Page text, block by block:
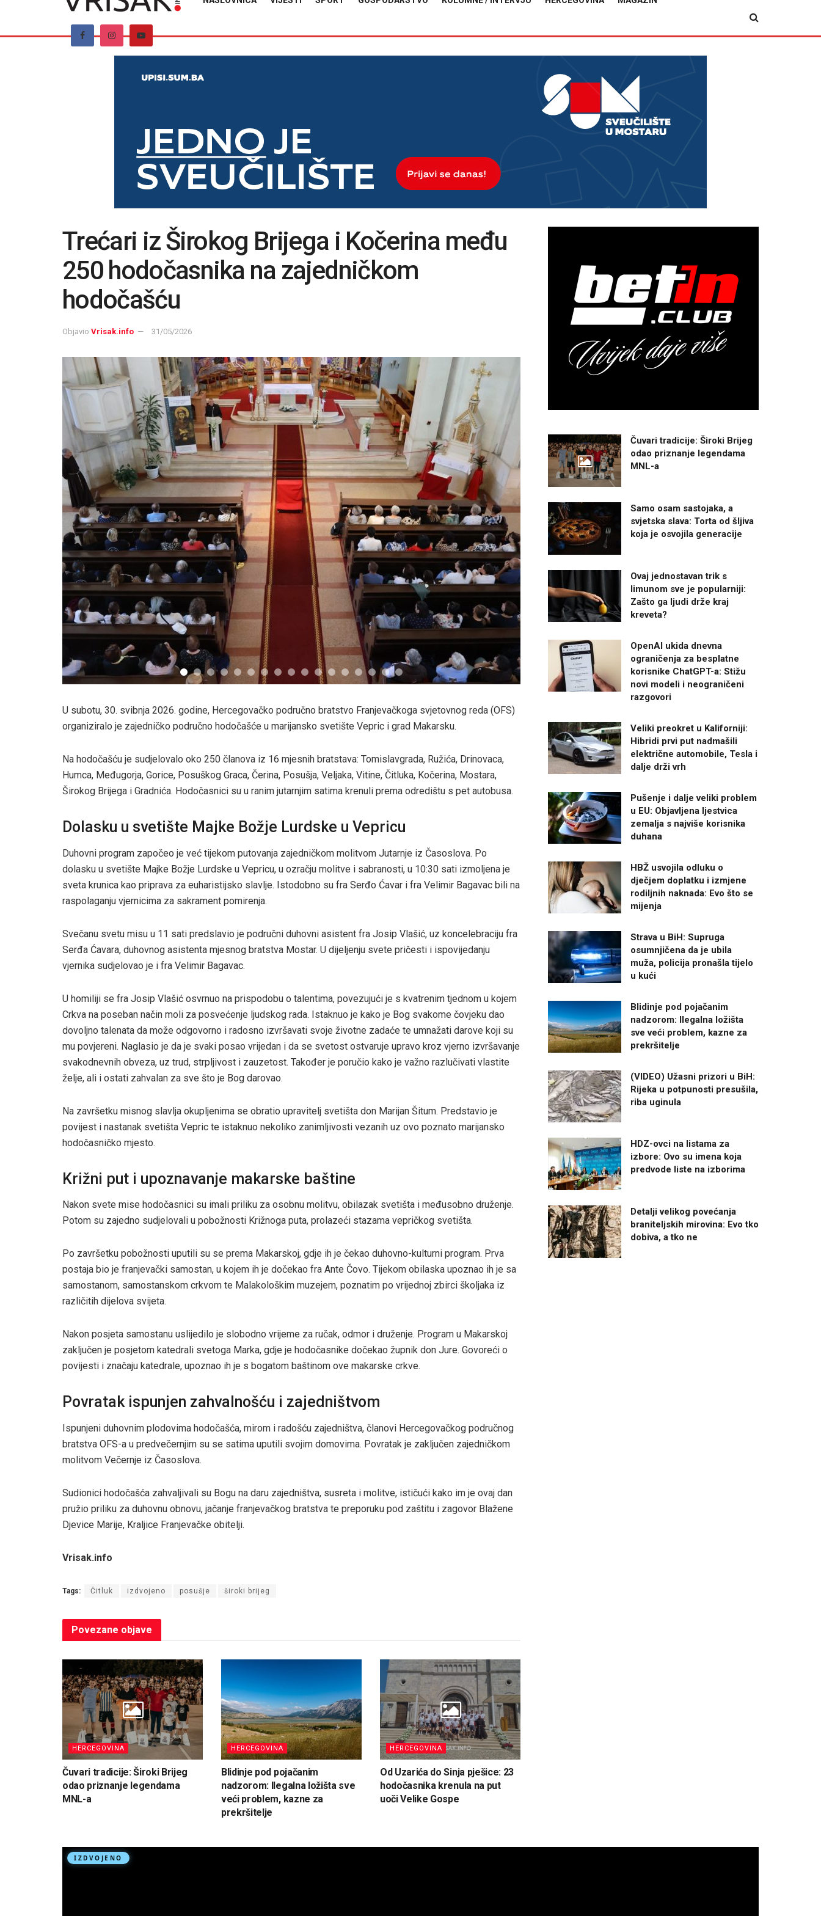
Trećari iz Širokog Brijega i Kočerina među
250 hodočasnika na zajedničkom
hodočašću
Objavio Vrisak.info 31/05/2026
U subotu, 30. svibnja 2026. godine, Hercegovačko područno bratstvo Franjevačkoga svjetovnog reda (OFS)
organiziralo je zajedničko područno hodočašće u marijansko svetište Vepric i grad Makarsku.
Na hodočašću je sudjelovalo oko 250 članova iz 16 mjesnih bratstava: Tomislavgrada, Ružića, Drinovaca,
Humca, Međugorja, Gorice, Posuškog Graca, Čerina, Posušja, Veljaka, Vitine, Čitluka, Kočerina, Mostara,
Širokog Brijega i Gradnića. Hodočasnici su u ranim jutarnjim satima krenuli prema odredištu s pet autobusa.
Dolasku u svetište Majke Božje Lurdske u Vepricu
Duhovni program započeo je već tijekom putovanja zajedničkom molitvom Jutarnje iz Časoslova. Po
dolasku u svetište Majke Božje Lurdske u Vepricu, u ozračju molitve i sabranosti, u 10:30 sati izmoljena je
sveta krunica kao priprava za euharistijsko slavlje. Istodobno su fra Serđo Ćavar i fra Velimir Bagavac bili na
raspolaganju vjernicima za sakrament pomirenja.
Svečanu svetu misu u 11 sati predslavio je područni duhovni asistent fra Josip Vlašić, uz koncelebraciju fra
Serđa Ćavara, duhovnog asistenta mjesnog bratstva Mostar. U dijeljenju svete pričesti i ispovijedanju
vjernika sudjelovao je i fra Velimir Bagavac.
U homiliji se fra Josip Vlašić osvrnuo na prispodobu o talentima, povezujući je s kvatrenim tjednom u kojem
Crkva na poseban način moli za posvećenje ljudskog rada. Istaknuo je kako je Bog svakome čovjeku dao
dovoljno talenata da može odgovorno i radosno izvršavati svoje životne zadaće te umnažati darove koji su
mu povjereni. Naglasio je da je svaki posao vrijedan i da se svetost ostvaruje upravo kroz vjerno izvršavanje
svakodnevnih obveza, uz trud, strpljivost i zauzetost. Također je poručio kako je važno razlučivati vlastite
želje, ali i ostati zahvalan za sve što je Bog darovao.
Na završetku misnog slavlja okupljenima se obratio upravitelj svetišta don Marijan Šitum. Predstavio je
povijest i nastanak svetišta Vepric te istaknuo nekoliko zanimljivosti vezanih uz ovo poznato marijansko
hodočasničko mjesto.
Križni put i upoznavanje makarske baštine
Nakon svete mise hodočasnici su imali priliku za osobnu molitvu, obilazak svetišta i međusobno druženje.
Potom su zajedno sudjelovali u pobožnosti Križnoga puta, prolazeći stazama vepričkog svetišta.
Po završetku pobožnosti uputili su se prema Makarskoj, gdje ih je čekao duhovno-kulturni program. Prva
postaja bio je franjevački samostan, u kojem ih je dočekao fra Ante Čovo. Tijekom obilaska upoznao ih je sa
samostanom, samostanskom crkvom te Malakološkim muzejem, poznatim po vrijednoj zbirci školjaka iz
različitih dijelova svijeta.
Nakon posjeta samostanu uslijedilo je slobodno vrijeme za ručak, odmor i druženje. Program u Makarskoj
zaključen je posjetom katedrali svetoga Marka, gdje je hodočasnike dočekao župnik don Jure. Govoreći o
povijesti i značaju katedrale, upoznao ih je s bogatom baštinom ove makarske crkve.
Povratak ispunjen zahvalnošću i zajedništvom
Ispunjeni duhovnim plodovima hodočašća, mirom i radošću zajedništva, članovi Hercegovačkog područnog
bratstva OFS-a u predvečernjim su se satima uputili svojim domovima. Povratak je zaključen zajedničkom
molitvom Večernje iz Časoslova.
Sudionici hodočašća zahvaljivali su Bogu na daru zajedništva, susreta i molitve, ističući kako im je ovaj dan
pružio priliku za duhovnu obnovu, jačanje franjevačkog bratstva te preporuku pod zaštitu i zagovor Blažene
Djevice Marije, Kraljice Franjevačke obitelji.
Vrisak.info
Tags: Čitluk izdvojeno posušje široki brijeg
Povezane objave
HERCEGOVINA
Čuvari tradicije: Široki Brijeg
odao priznanje legendama
MNL-a
HERCEGOVINA
Blidinje pod pojačanim
nadzorom: Ilegalna ložišta sve
veći problem, kazne za
prekršitelje
HERCEGOVINA
Od Uzarića do Sinja pješice: 23
hodočasnika krenula na put
uoči Velike Gospe
Čuvari tradicije: Široki Brijeg
odao priznanje legendama
MNL-a
Samo osam sastojaka, a
svjetska slava: Torta od šljiva
koja je osvojila generacije
Ovaj jednostavan trik s
limunom sve je popularniji:
Zašto ga ljudi drže kraj
kreveta?
OpenAI ukida dnevna
ograničenja za besplatne
korisnike ChatGPT-a: Stižu
novi modeli i neograničeni
razgovori
Veliki preokret u Kaliforniji:
Hibridi prvi put nadmašili
električne automobile, Tesla i
dalje drži vrh
Pušenje i dalje veliki problem
u EU: Objavljena ljestvica
zemalja s najviše korisnika
duhana
HBŽ usvojila odluku o
dječjem doplatku i izmjene
rodiljnih naknada: Evo što se
mijenja
Strava u BiH: Supruga
osumnjičena da je ubila
muža, policija pronašla tijelo
u kući
Blidinje pod pojačanim
nadzorom: Ilegalna ložišta
sve veći problem, kazne za
prekršitelje
(VIDEO) Užasni prizori u BiH:
Rijeka u potpunosti presušila,
riba uginula
HDZ-ovci na listama za
izbore: Ovo su imena koja
predvode liste na izborima
Detalji velikog povećanja
braniteljskih mirovina: Evo tko
dobiva, a tko ne